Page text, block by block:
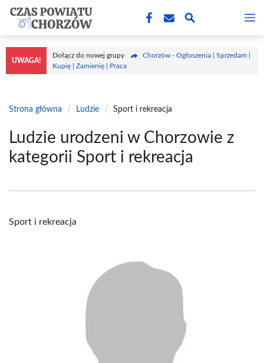
Przejdź
treści
UWAGA!
Dołącz do nowej grupy
Chorzów - Ogłoszenia | Sprzedam |
Kupię | Zamienię | Praca
Strona główna / Ludzie / Sport i rekreacja
Ludzie urodzeni w Chorzowie z
kategorii Sport i rekreacja
Sport i rekreacja